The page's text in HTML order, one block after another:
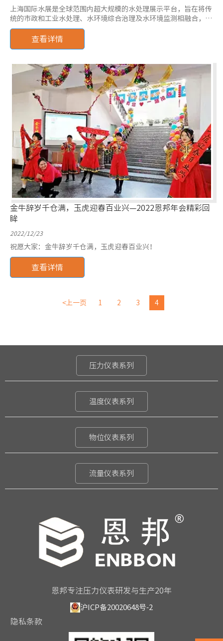
上海国际水展是全球范围内超大规模的水处理展示平台，旨在将传
统的市政和工业水处理、水环境综合治理及水环境监测相融合，展
示最新产品及技术解决方案。
查看详情
金牛辞岁千仓满，玉虎迎春百业兴—2022恩邦年会精彩回
眸
2022/12/23
祝愿大家：金牛辞岁千仓满，玉虎迎春百业兴！
查看详情
<上一页 1 2 3 4
压力仪表系列
温度仪表系列
物位仪表系列
流量仪表系列
恩邦专注压力仪表研发与生产20年
沪ICP备20020648号-2
隐私条款